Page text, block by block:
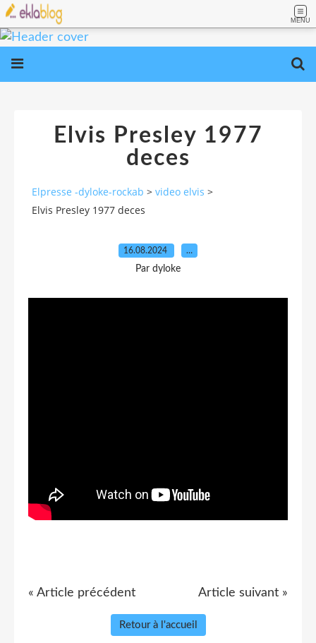
MENU
Elvis Presley 1977
deces
Elpresse -dyloke-rockab > video elvis >
Elvis Presley 1977 deces
16.08.2024 …
Par dyloke
« Article précédent Article suivant »
Retour à l'accueil